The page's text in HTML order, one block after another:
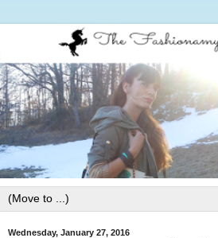
Wednesday, January 27, 2016